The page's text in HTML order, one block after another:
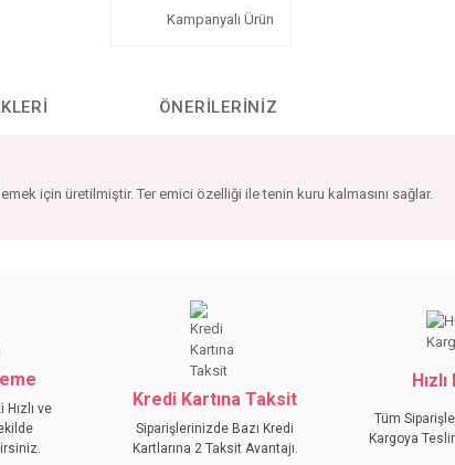
Kampanyalı Ürün
ÖNERILERINIZ
için üretilmiştir. Ter emici özelliği ile tenin kuru kalmasını sağlar.
ve
Kredi Kartına Taksit
Siparişlerinizde Bazı Kredi
Kartlarına 2 Taksit Avantajı.
Tüm
Kargoya